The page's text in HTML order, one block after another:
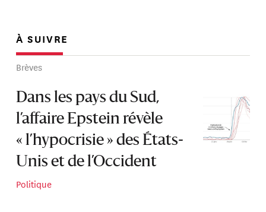
À SUIVRE
Brèves
Dans les pays du Sud,
l’affaire Epstein révèle
« l’hypocrisie » des États-
Unis et de l’Occident
Politique